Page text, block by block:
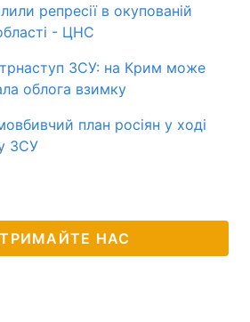
репресії в окупованій
- ЦНС
ЗСУ: на Крим може
облога взимку
план росіян у ході
ЗСУ
НАС